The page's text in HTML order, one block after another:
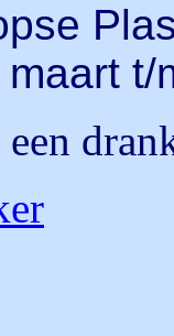
t/
een